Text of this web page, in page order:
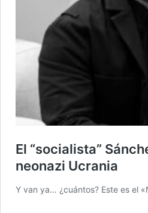
El “socialista”
neonazi Ucrania
Y van ya… ¿cuántos? Este es el